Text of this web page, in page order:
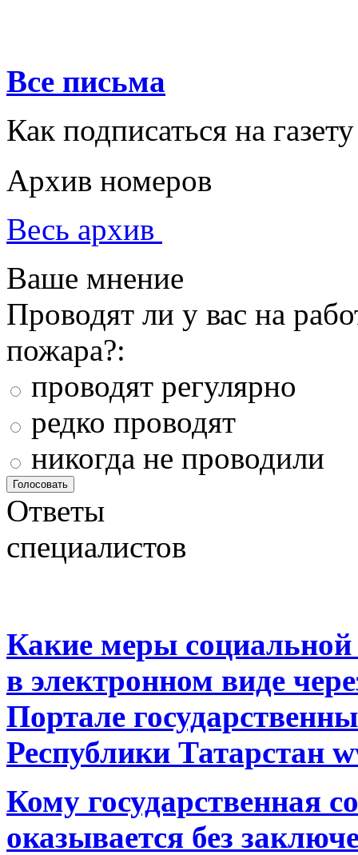
Все письма
Как подписаться на газету
Архив номеров
Весь архив
Ваше мнение
Проводят ли у вас на
пожара?:
проводят регулярно
редко проводят
никогда не проводили
Ответы
специалистов
Какие меры
в электронном виде
Портале
Республики Татарстан
Кому государственная
оказывается без